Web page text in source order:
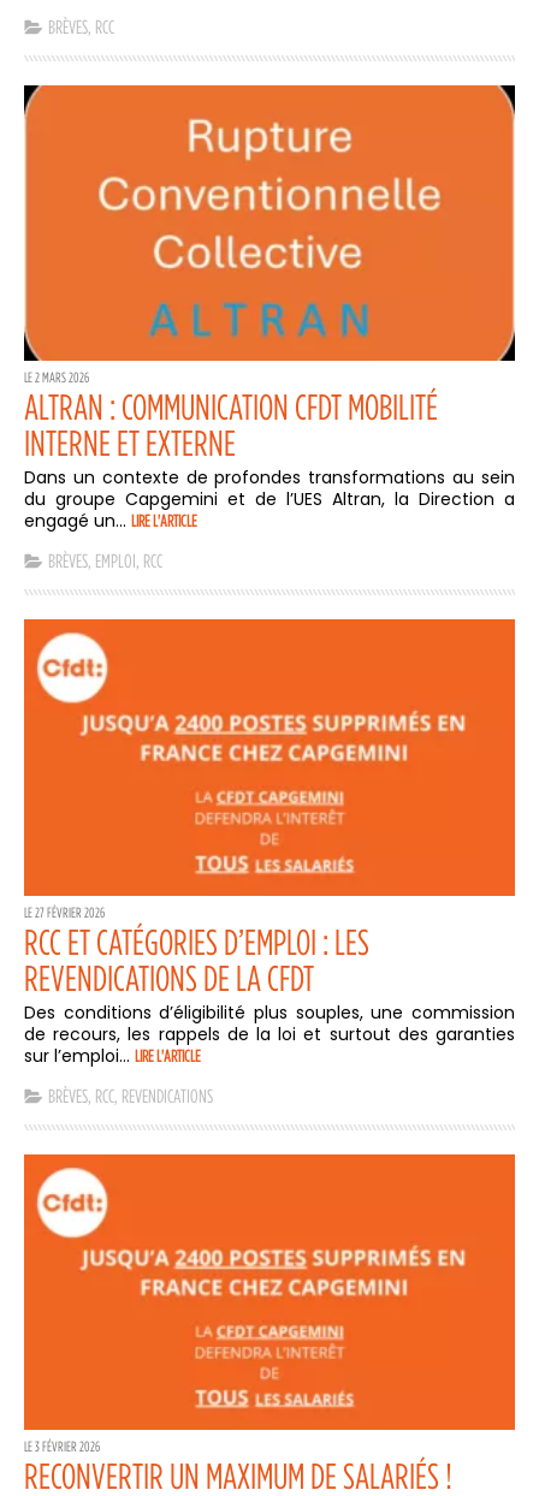
BRÈVES RCC
LE 2 MARS 2026
ALTRAN : COMMUNICATION CFDT MOBILITÉ
INTERNE ET EXTERNE
Dans un contexte de profondes transformations au sein
du groupe Capgemini et de l’UES Altran, la Direction a
engagé un... LIRE L'ARTICLE
BRÈVES, EMPLOI, RCC
LE 27 FÉVRIER 2026
RCC ET CATÉGORIES D’EMPLOI : LES
REVENDICATIONS DE LA CFDT
Des conditions d’éligibilité plus souples, une commission
de recours, les rappels de la loi et surtout des garanties
sur l’emploi... LIRE L'ARTICLE
BRÈVES RCC REVENDICATIONS
LE 3 FÉVRIER 2026
RECONVERTIR UN MAXIMUM DE SALARIÉS !